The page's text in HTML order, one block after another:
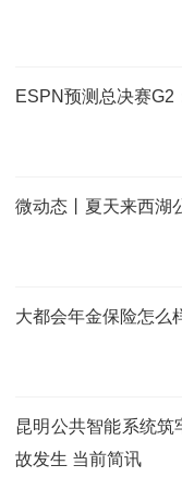
ESPN预测总决赛G2
微动态丨夏天来西湖
大都会年金保险怎么
昆明公共智能系统
故发生 当前简讯